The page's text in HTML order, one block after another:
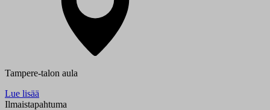
Tampere-talon aula
Lue lisää
Ilmaistapahtuma